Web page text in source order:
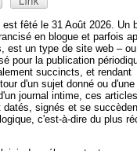
fêté le 31 Août 2026. Un
en blogue et parfois
est un type de site web –
pour la publication
succincts, et rendant
d'un sujet donné ou d'une
journal intime, ces
datés, signés et se
c'est-à-dire du plus